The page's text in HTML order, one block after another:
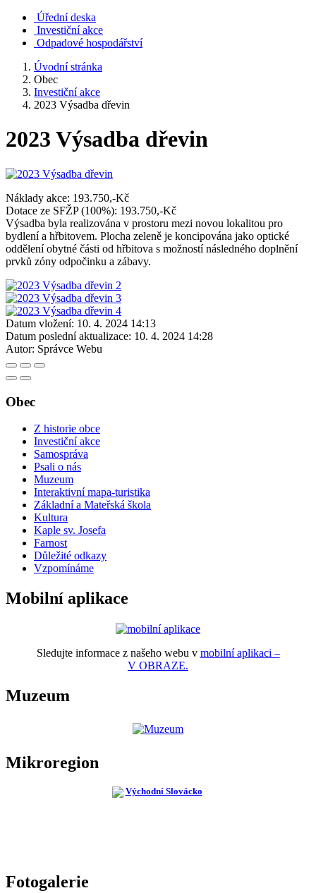
Úřední deska
Investiční akce
Odpadové hospodářství
Úvodní stránka
Obec
Investiční akce
2023 Výsadba dřevin
2023 Výsadba dřevin
Náklady akce: 193.750,-Kč
Dotace ze SFŽP (100%): 193.750,-Kč
Výsadba byla realizována v prostoru mezi novou lokalitou pro
bydlení a hřbitovem. Plocha zeleně je koncipována jako optické
oddělení obytné části od hřbitova s možností následného doplnění
prvků zóny odpočinku a zábavy.
Datum vložení: 10. 4. 2024 14:13
Datum poslední aktualizace: 10. 4. 2024 14:28
Autor: Správce Webu
Obec
Z historie obce
Investiční akce
Samospráva
Psali o nás
Muzeum
Interaktivní mapa-turistika
Základní a Mateřská škola
Kultura
Kaple sv. Josefa
Farnost
Důležité odkazy
Vzpomínáme
Mobilní aplikace
Sledujte informace z našeho webu v mobilní aplikaci –
V OBRAZE.
Muzeum
Mikroregion
Fotogalerie